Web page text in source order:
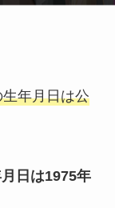
年月日は公
日は1975年